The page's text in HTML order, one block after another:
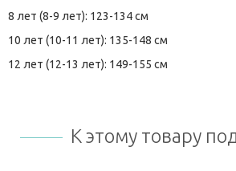
8 лет (8-9 лет): 123-134 см
10 лет (10-11 лет): 135-148 см
12 лет (12-13 лет): 149-155 см
К этому товару